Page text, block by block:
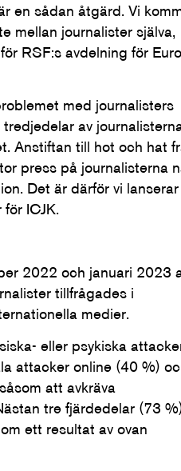
en sådan åtgärd. Vi
mellan journalister själva,
RSF:s avdelning för
med journalisters
av
Anstiftan till hot och hat
press på journalisterna
Det är därför vi lanserar
ICJK.
2022 och januari 2023
tillfrågades i
medier.
eller psykiska
attacker online (40 %)
att avkräva
tre fjärdedelar (73
ett resultat av ovan